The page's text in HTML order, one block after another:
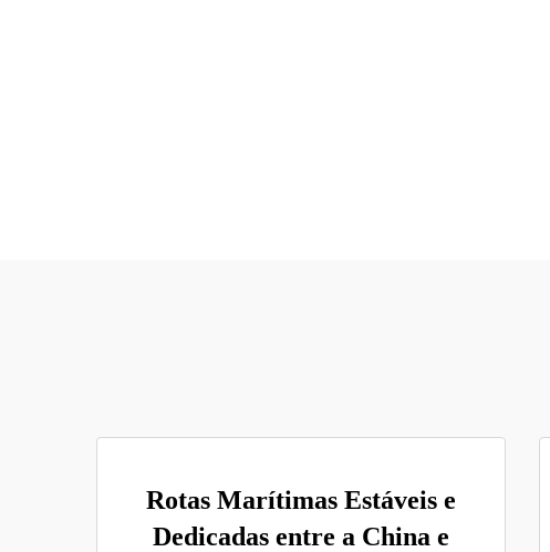
Rotas Marítimas Estáveis e
Dedicadas entre a China e